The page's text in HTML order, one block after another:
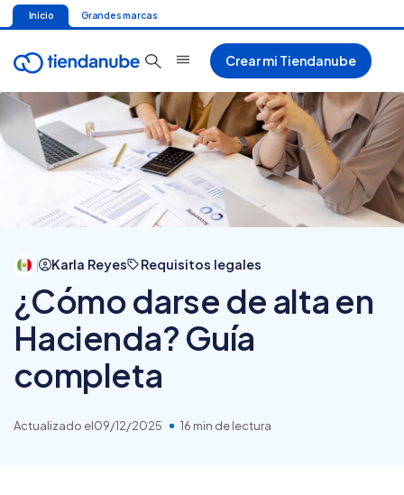
Inicio Grandes marcas
Crear mi Tiendanube
| Karla Reyes Requisitos legales
¿Cómo darse de alta en
Hacienda? Guía
completa
Actualizado el09/12/2025 16 min de lectura